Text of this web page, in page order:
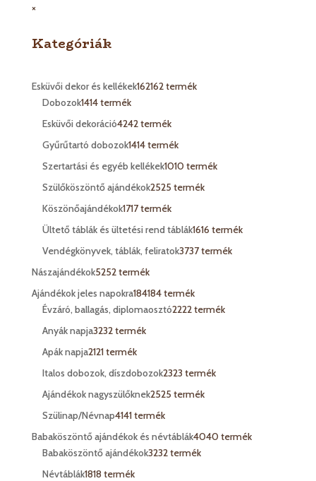
×
Kategóriák
Esküvői dekor és kellékek162162 termék
Dobozok1414 termék
Esküvői dekoráció4242 termék
Gyűrűtartó dobozok1414 termék
Szertartási és egyéb kellékek1010 termék
Szülőköszöntő ajándékok2525 termék
Köszönőajándékok1717 termék
Ültető táblák és ültetési rend táblák1616 termék
Vendégkönyvek, táblák, feliratok3737 termék
Nászajándékok5252 termék
Ajándékok jeles napokra184184 termék
Évzáró, ballagás, diplomaosztó2222 termék
Anyák napja3232 termék
Apák napja2121 termék
Italos dobozok, díszdobozok2323 termék
Ajándékok nagyszülőknek2525 termék
Szülinap/Névnap4141 termék
Babaköszöntő ajándékok és névtáblák4040 termék
Babaköszöntő ajándékok3232 termék
Névtáblák1818 termék